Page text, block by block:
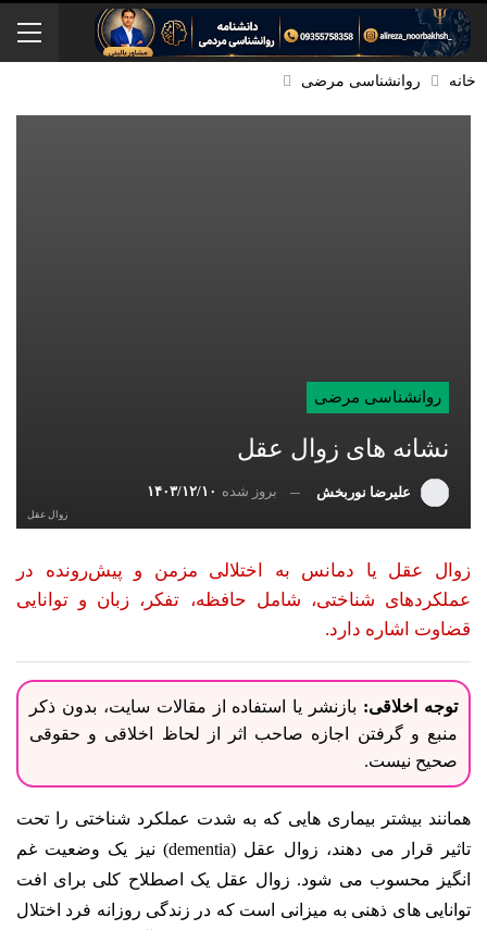
خانه روانشناسی مرضی
روانشناسی مرضی
نشانه های زوال عقل
علیرضا نوربخش بروز شده ۱۴۰۳/۱۲/۱۰
زوال عقل
زوال عقل یا دمانس به اختلالی مزمن و پیش‌رونده در
عملکردهای شناختی، شامل حافظه، تفکر، زبان و توانایی
قضاوت اشاره دارد.
توجه اخلاقی: بازنشر یا استفاده از مقالات سایت، بدون ذکر
منبع و گرفتن اجازه صاحب اثر از لحاظ اخلاقی و حقوقی
صحیح نیست.
همانند بیشتر بیماری هایی که به شدت عملکرد شناختی را تحت
تاثیر قرار می دهند، زوال عقل (dementia) نیز یک وضعیت غم
انگیز محسوب می شود. زوال عقل یک اصطلاح کلی برای افت
توانایی های ذهنی به میزانی است که در زندگی روزانه فرد اختلال